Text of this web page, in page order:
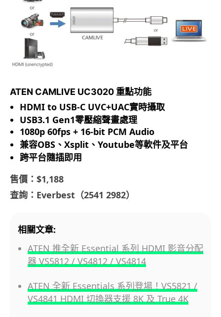
ATEN CAMLIVE UC3020 重點功能
HDMI to USB-C UVC+UAC實時攝取
USB3.1 Gen1零壓縮聲畫處理
1080p 60fps + 16-bit PCM Audio
兼容OBS、Xsplit、Youtube等軟件及平台
跨平台隨插即用
售價：$1,188
查詢：Everbest（2541 2982）
相關文章:
ATEN 推全新 Essential 系列 HDMI 影音分配
器 VS5812 / VS4812 / VS4814
ATEN 全新 Essentials 系列登場！VS5821 /
VS4841 HDMI 切換器支援 8K 及 True 4K